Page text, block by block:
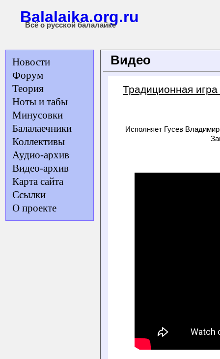
Balalaika.org.ru
Всё о русской балалайке
Новости
Форум
Теория
Ноты и табы
Минусовки
Балалаечники
Коллективы
Аудио-архив
Видео-архив
Карта сайта
Ссылки
О проекте
Видео
Традиционная
Исполняет Гусев